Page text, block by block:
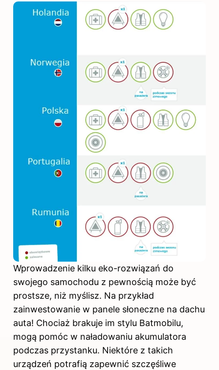
Wprowadzenie kilku eko-rozwiązań do
swojego samochodu z pewnością może być
prostsze, niż myślisz. Na przykład
zainwestowanie w panele słoneczne na dachu
auta! Chociaż brakuje im stylu Batmobilu,
mogą pomóc w naładowaniu akumulatora
podczas przystanku. Niektóre z takich
urządzeń potrafią zapewnić szczęśliwe